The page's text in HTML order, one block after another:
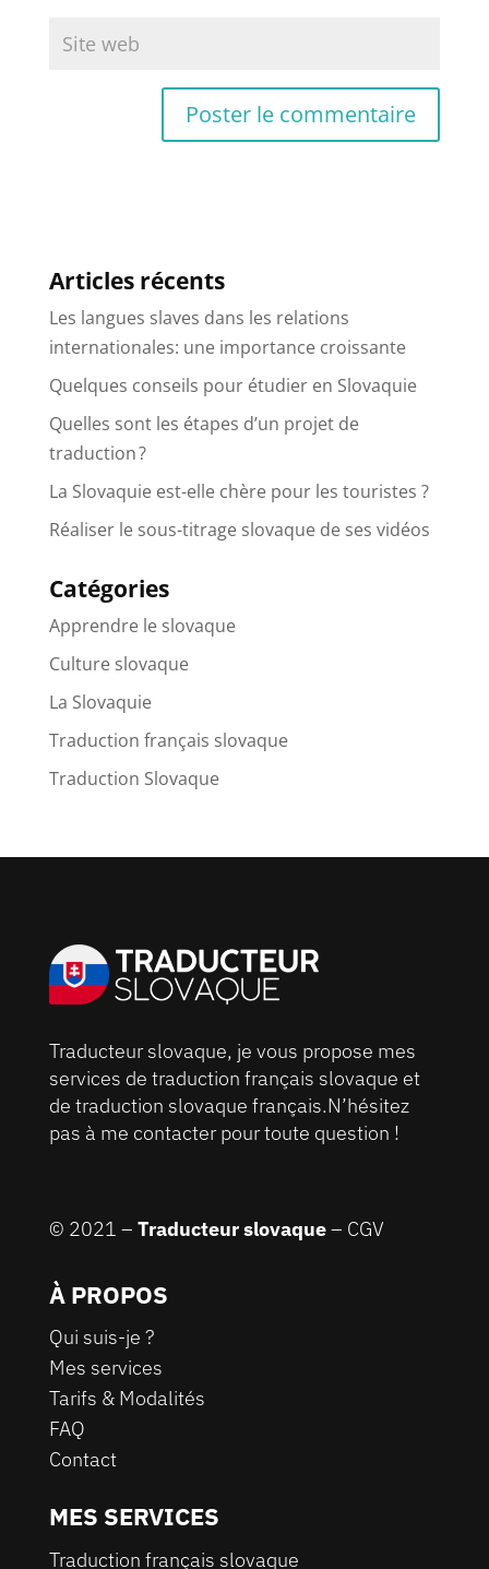
Articles récents
Les langues slaves dans les relations
internationales: une importance croissante
Quelques conseils pour étudier en Slovaquie
Quelles sont les étapes d’un projet de
traduction ?
La Slovaquie est-elle chère pour les touristes ?
Réaliser le sous-titrage slovaque de ses vidéos
Catégories
Apprendre le slovaque
Culture slovaque
La Slovaquie
Traduction français slovaque
Traduction Slovaque
Traducteur slovaque, je vous propose mes
services de traduction français slovaque et
de traduction slovaque français.N’hésitez
pas à me contacter pour toute question !
© 2021 – Traducteur slovaque– CGV
À PROPOS
Qui suis-je ?
Mes services
Tarifs & Modalités
FAQ
Contact
MES SERVICES
Traduction français slovaque